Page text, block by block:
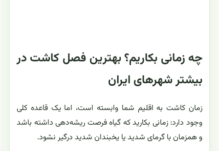
چه زمانی بکاریم؟ بهترین فصل کاشت در
بیشتر شهرهای ایران
زمان کاشت به اقلیم شما وابسته است، اما یک قاعده کلی
وجود دارد: زمانی بکارید که گیاه فرصت ریشه‌دهی داشته باشد
و همزمان با گرمای شدید یا یخبندان شدید درگیر نشود.